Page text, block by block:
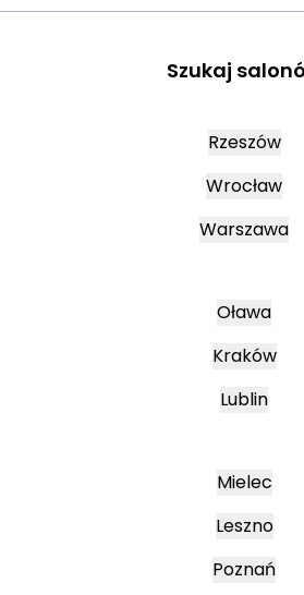
Szukaj
Rzeszów
Wrocław
Warszawa
Oława
Kraków
Lublin
Mielec
Leszno
Poznań